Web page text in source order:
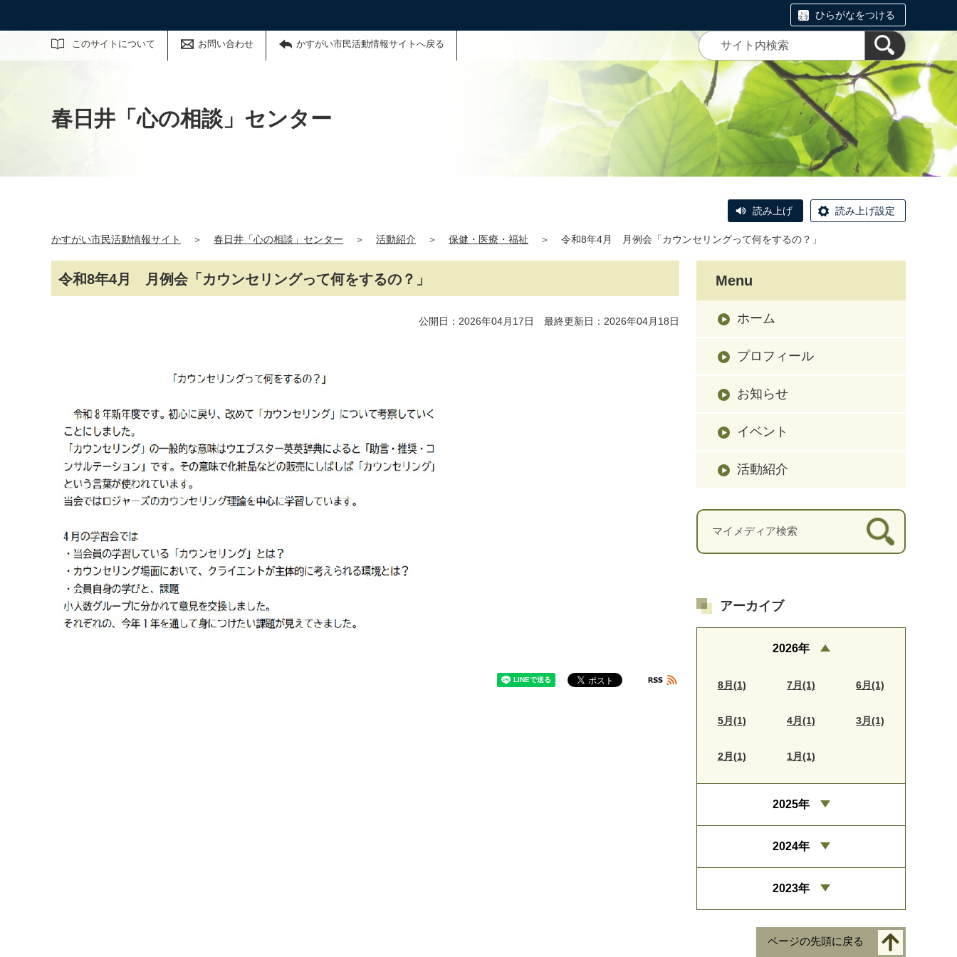
ひらがなをつける
このサイトについて お問い合わせ かすがい市民活動情報サイトへ戻る
サイト内検索
春日井「心の相談」センター
読み上げ 読み上げ設定
かすがい市民活動情報サイト ＞ 春日井「心の相談」センター ＞ 活動紹介 ＞ 保健・医療・福祉 ＞ 令和8年4月 月例会「カウンセリングって何をするの？」
令和8年4月 月例会「カウンセリングって何をするの？」
公開日：2026年04月17日 最終更新日：2026年04月18日
Menu
ホーム
プロフィール
お知らせ
イベント
活動紹介
アーカイブ
2026年
8月(1) 7月(1) 6月(1)
5月(1) 4月(1) 3月(1)
2月(1) 1月(1)
2025年
2024年
2023年
ページの先頭に戻る